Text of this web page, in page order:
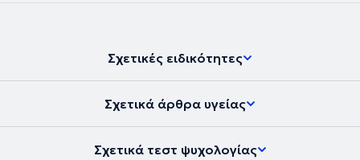
Σχετικές ειδικότητες
Σχετικά άρθρα υγείας
Σχετικά τεστ ψυχολογίας